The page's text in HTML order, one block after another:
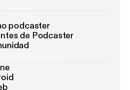
podcaster
de Podcaster